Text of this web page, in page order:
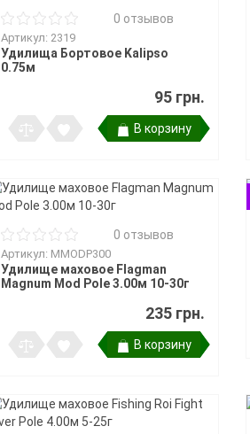
0 отзывов
Артикул: 2319
Удилища Бортовое Kalipso
0.75м
95 грн.
В корзину
0 отзывов
Артикул: MMODP300
Удилище маховое Flagman
Magnum Mod Pole 3.00м 10-30г
235 грн.
В корзину